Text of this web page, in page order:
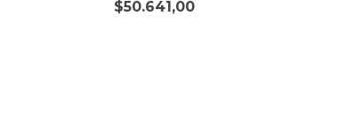
$50.641,00